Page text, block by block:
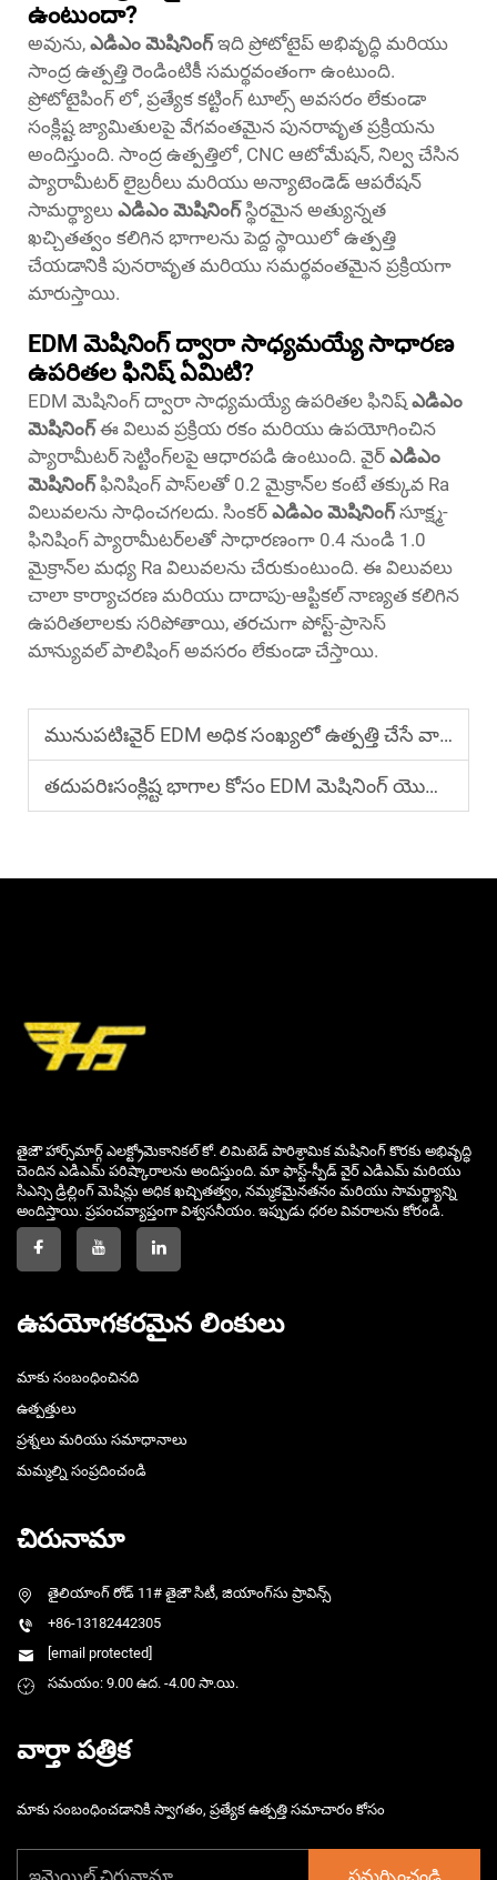
ఉంటుందా?
అవును, ఎడిఎం మెషినింగ్ఇది ప్రోటోటైప్ అభివృద్ధి మరియు
సాంద్ర ఉత్పత్తి రెండింటికీ సమర్థవంతంగా ఉంటుంది.
ప్రోటోటైపింగ్ లో, ప్రత్యేక కట్టింగ్ టూల్స్ అవసరం లేకుండా
సంక్లిష్ట జ్యామితులపై వేగవంతమైన పునరావృత ప్రక్రియను
అందిస్తుంది. సాంద్ర ఉత్పత్తిలో, CNC ఆటోమేషన్, నిల్వ చేసిన
ప్యారామీటర్ లైబ్రరీలు మరియు అన్యాటెండెడ్ ఆపరేషన్
సామర్థ్యాలు ఎడిఎం మెషినింగ్స్థిరమైన అత్యున్నత
ఖచ్చితత్వం కలిగిన భాగాలను పెద్ద స్థాయిలో ఉత్పత్తి
చేయడానికి పునరావృత మరియు సమర్థవంతమైన ప్రక్రియగా
మారుస్తాయి.
EDM మెషినింగ్ ద్వారా సాధ్యమయ్యే సాధారణ
ఉపరితల ఫినిష్ ఏమిటి?
EDM మెషినింగ్ ద్వారా సాధ్యమయ్యే ఉపరితల ఫినిష్ ఎడిఎం
మెషినింగ్ఈ విలువ ప్రక్రియ రకం మరియు ఉపయోగించిన
ప్యారామీటర్ సెట్టింగ్‌లపై ఆధారపడి ఉంటుంది. వైర్ ఎడిఎం
మెషినింగ్ఫినిషింగ్ పాస్‌లతో 0.2 మైక్రాన్‌ల కంటే తక్కువ Ra
విలువలను సాధించగలదు. సింకర్ ఎడిఎం మెషినింగ్సూక్ష్మ-
ఫినిషింగ్ ప్యారామీటర్‌లతో సాధారణంగా 0.4 నుండి 1.0
మైక్రాన్‌ల మధ్య Ra విలువలను చేరుకుంటుంది. ఈ విలువలు
చాలా కార్యాచరణ మరియు దాదాపు-ఆప్టికల్ నాణ్యత కలిగిన
ఉపరితలాలకు సరిపోతాయి, తరచుగా పోస్ట్-ప్రాసెస్
మాన్యువల్ పాలిషింగ్ అవసరం లేకుండా చేస్తాయి.
మునుపటిఃవైర్ EDM అధిక సంఖ్యలో ఉత్పత్తి చేసే వాతావరణంలో ఉత్పాదకతను ఎలా మెరుగుపరుస్తుంది?
తదుపరిఃసంక్లిష్ట భాగాల కోసం EDM మెషినింగ్ యొక్క ప్రయోజనాలు ఏమిటి?
తైజౌ హార్స్‌మార్గ్ ఎలక్ట్రోమెకానికల్ కో. లిమిటెడ్ పారిశ్రామిక మషినింగ్ కొరకు అభివృద్ధి
చెందిన ఎడిఎమ్ పరిష్కారాలను అందిస్తుంది. మా ఫాస్ట్-స్పీడ్ వైర్ ఎడిఎమ్ మరియు
సిఎన్సి డ్రిల్లింగ్ మెషిన్లు అధిక ఖచ్చితత్వం, నమ్మకమైనతనం మరియు సామర్థ్యాన్ని
అందిస్తాయి. ప్రపంచవ్యాప్తంగా విశ్వసనీయం. ఇప్పుడు ధరల వివరాలను కోరండి.
ఉపయోగకరమైన లింకులు
మాకు సంబంధించినది
ఉత్పత్తులు
ప్రశ్నలు మరియు సమాధానాలు
మమ్మల్ని సంప్రదించండి
చిరునామా
తైలియాంగ్ రోడ్ 11# తైజౌ సిటీ, జియాంగ్‌సు ప్రావిన్స్
+86-13182442305
[email protected]
సమయం: 9.00 ఉద. -4.00 సా.యి.
వార్తా పత్రిక
మాకు సంబంధించడానికి స్వాగతం, ప్రత్యేక ఉత్పత్తి సమాచారం కోసం
సమర్పించండి